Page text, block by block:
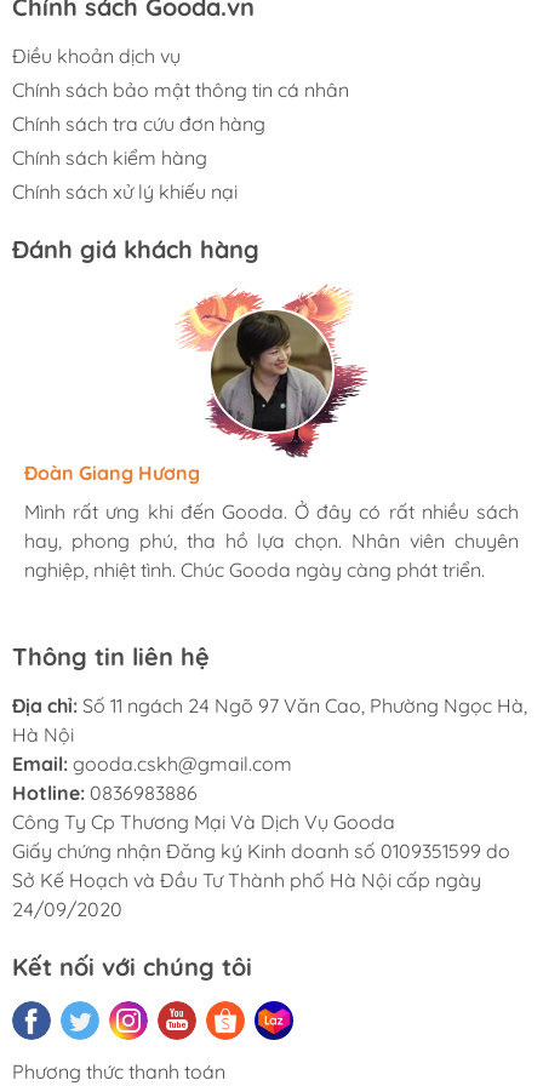
Chính sách Gooda.vn
Điều khoản dịch vụ
Chính sách bảo mật thông tin cá nhân
Chính sách tra cứu đơn hàng
Chính sách kiểm hàng
Chính sách xử lý khiếu nại
Đánh giá khách hàng
Hương Suri
Mình rất ưng khi đến Gooda. Ở đây có rất nhiều sách
hay, phong phú, tha hồ lựa chọn. Nhân viên chuyên
nghiệp, nhiệt tình. Chúc Gooda ngày càng phát triển.
Đoàn Giang Hương
Mình rất ưng khi đến Gooda. Ở đây có rất nhiều sách
hay, phong phú, tha hồ lựa chọn. Nhân viên chuyên
nghiệp, nhiệt tình. Chúc Gooda ngày càng phát triển.
Ngọc Anh
Mình rất ưng khi đến Gooda. Ở đây có rất nhiều sách
hay, phong phú, tha hồ lựa chọn. Nhân viên chuyên
nghiệp, nhiệt tình. Chúc Gooda ngày càng phát triển.
Thông tin liên hệ
Địa chỉ: Số 11 ngách 24 Ngõ 97 Văn Cao, Phường Ngọc Hà,
Hà Nội
Email: gooda.cskh@gmail.com
Hotline: 0836983886
Công Ty Cp Thương Mại Và Dịch Vụ Gooda
Giấy chứng nhận Đăng ký Kinh doanh số 0109351599 do
Sở Kế Hoạch và Đầu Tư Thành phố Hà Nội cấp ngày
24/09/2020
Kết nối với chúng tôi
Phương thức thanh toán